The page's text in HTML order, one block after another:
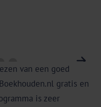
van een goed
gratis en
is zeer